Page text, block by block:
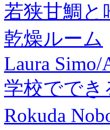
若狭甘鯛と
乾燥ルーム
Laura
学校でで
Rokuda